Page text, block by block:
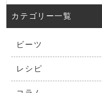
カテゴリー一覧
ビーツ
レシピ